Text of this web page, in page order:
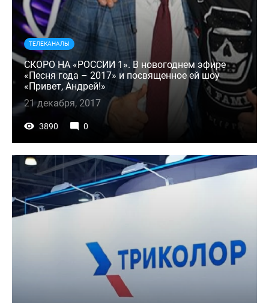
ТЕЛЕКАНАЛЫ
СКОРО НА «РОССИИ 1». В новогоднем эфире
«Песня года – 2017» и посвященное ей шоу
«Привет, Андрей!»
21 декабря, 2017
3890 0